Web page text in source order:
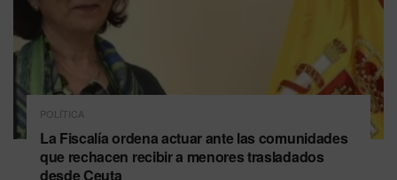
POLÍTICA
La Fiscalía ordena actuar ante las comunidades
que rechacen recibir a menores trasladados
desde Ceuta